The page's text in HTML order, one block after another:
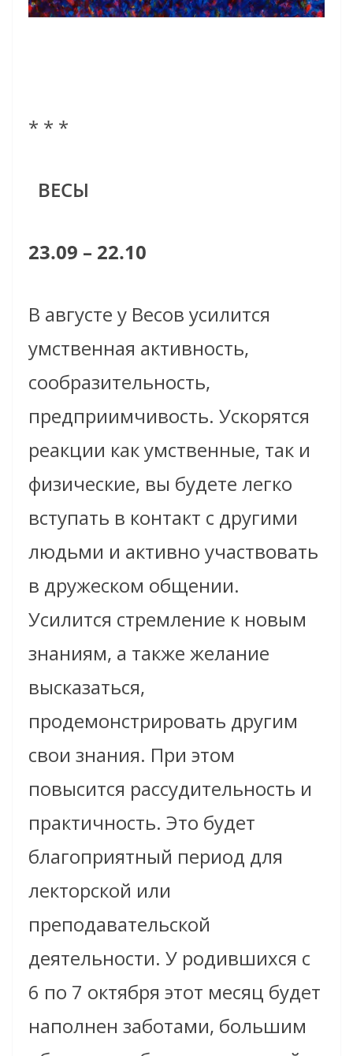
* * *
ВЕСЫ
23.09 – 22.10
В августе у Весов усилится
умственная активность,
сообразительность,
предприимчивость. Ускорятся
реакции как умственные, так и
физические, вы будете легко
вступать в контакт с другими
людьми и активно участвовать
в дружеском общении.
Усилится стремление к новым
знаниям, а также желание
высказаться,
продемонстрировать другим
свои знания. При этом
повысится рассудительность и
практичность. Это будет
благоприятный период для
лекторской или
преподавательской
деятельности. У родившихся с
6 по 7 октября этот месяц будет
наполнен заботами, большим